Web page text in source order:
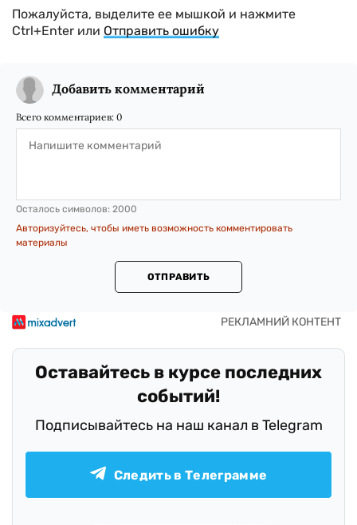
Пожалуйста, выделите ее мышкой и нажмите
Ctrl+Enter или Отправить ошибку
Добавить комментарий
Всего комментариев: 0
Осталось символов: 2000
Авторизуйтесь, чтобы иметь возможность комментировать
материалы
ОТПРАВИТЬ
Оставайтесь в курсе последних
событий!
Подписывайтесь на наш канал в Telegram
Следить в Телеграмме